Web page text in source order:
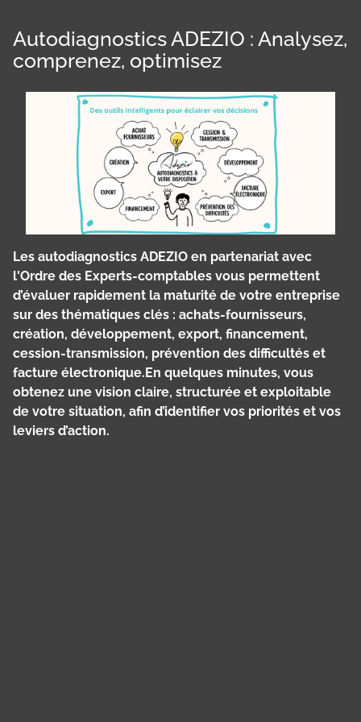
Autodiagnostics ADEZIO : Analysez,
comprenez, optimisez
Les autodiagnostics ADEZIO en partenariat avec
l'Ordre des Experts-comptables vous permettent
d’évaluer rapidement la maturité de votre entreprise
sur des thématiques clés : achats-fournisseurs,
création, développement, export, financement,
cession-transmission, prévention des difficultés et
facture électronique.En quelques minutes, vous
obtenez une vision claire, structurée et exploitable
de votre situation, afin d’identifier vos priorités et vos
leviers d’action.